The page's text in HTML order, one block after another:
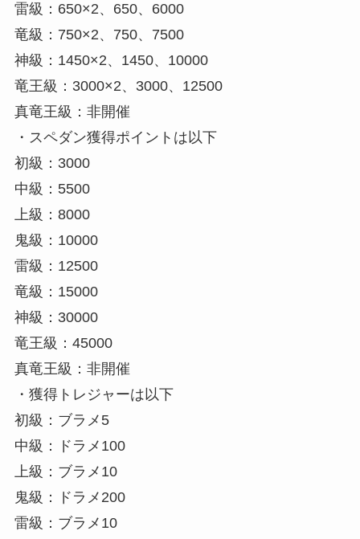
雷級：650×2、650、6000
竜級：750×2、750、7500
神級：1450×2、1450、10000
竜王級：3000×2、3000、12500
真竜王級：非開催
・スペダン獲得ポイントは以下
初級：3000
中級：5500
上級：8000
鬼級：10000
雷級：12500
竜級：15000
神級：30000
竜王級：45000
真竜王級：非開催
・獲得トレジャーは以下
初級：ブラメ5
中級：ドラメ100
上級：ブラメ10
鬼級：ドラメ200
雷級：ブラメ10